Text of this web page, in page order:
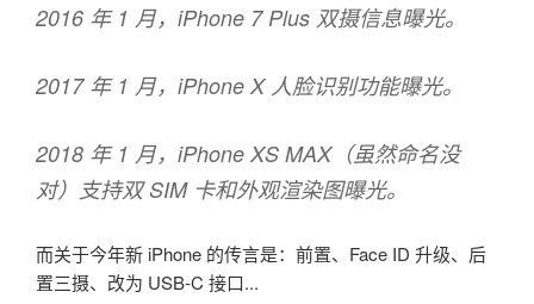
2016 年 1 月，iPhone 7 Plus 双摄信息曝光。
2017 年 1 月，iPhone X 人脸识别功能曝光。
2018 年 1 月，iPhone XS MAX（虽然命名没
对）支持双 SIM 卡和外观渲染图曝光。
而关于今年新 iPhone 的传言是：前置、Face ID 升级、后
置三摄、改为 USB-C 接口...